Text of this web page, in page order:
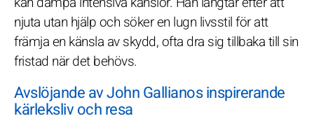
njuta utan hjälp och söker en lugn livsstil för att
främja en känsla av skydd, ofta dra sig tillbaka till sin
fristad när det behövs.
Avslöjande av John Gallianos inspirerande
kärleksliv och resa